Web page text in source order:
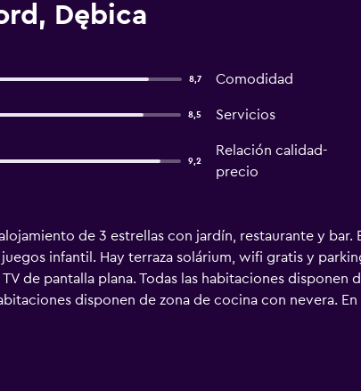
Dębica
8,7 Comodidad
8,5 Servicios
9,2
Relación calidad-
precio
de 3 estrellas con jardín, restaurante y
infantil. Hay terraza solárium, wifi gratis y
de pantalla plana. Todas las habitaciones
disponen de zona de cocina con nevera.
se sirve un desayuno buffet. Puedes jugar al
y estará encantado de ayudar en cualquier